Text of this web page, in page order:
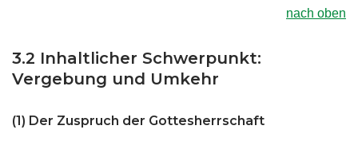
nach oben
3.2 Inhaltlicher Schwerpunkt:
Vergebung und Umkehr
(1) Der Zuspruch der Gottesherrschaft